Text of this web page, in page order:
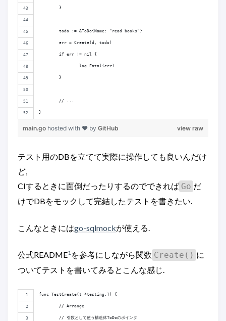
	}
	todo := &ToDo{Name: "read books"}
	err = Create(d, todo)
	if err != nil {
		log.Fatal(err)
	}
	// ...
}
view raw
main.go hosted with ❤ by GitHub
テスト用のDBを立てて実際に操作しても良いんだけ
ど,
CIするときに面倒だったりするのでできれば Go だ
けでDBをモックして完結したテストを書きたい.
こんなときにはgo-sqlmockが使える.
公式README1を参考にしながら関数 Create() に
ついてテストを書いてみるとこんな感じ.
func TestCreate(t *testing.T) {
	// Arrange
	// 引数として使う構造体ToDoのポインタ